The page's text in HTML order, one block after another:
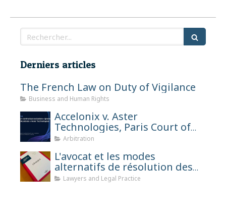
Rechercher
Derniers articles
The French Law on Duty of Vigilance
Business and Human Rights
Accelonix v. Aster
Technologies, Paris Court of
Appeals, April 7, 2026
Arbitration
L'avocat et les modes
alternatifs de résolution des
conflits
Lawyers and Legal Practice